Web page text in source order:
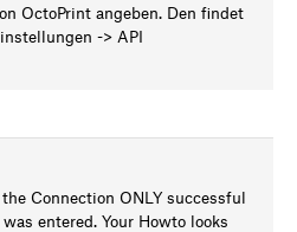
OctoPrint angeben. Den findet
-> API
Connection ONLY successful
entered. Your Howto looks